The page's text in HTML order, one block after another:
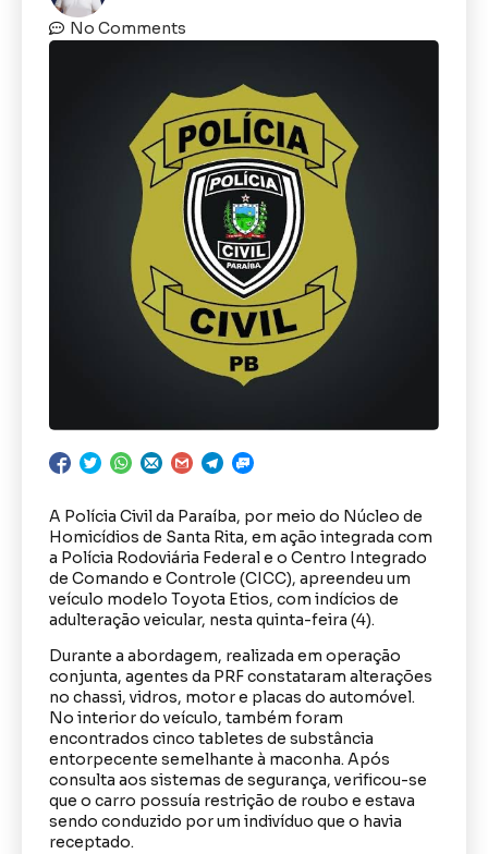
No Comments
A Polícia Civil da Paraíba, por meio do Núcleo de
Homicídios de Santa Rita, em ação integrada com
a Polícia Rodoviária Federal e o Centro Integrado
de Comando e Controle (CICC), apreendeu um
veículo modelo Toyota Etios, com indícios de
adulteração veicular, nesta quinta-feira (4).
Durante a abordagem, realizada em operação
conjunta, agentes da PRF constataram alterações
no chassi, vidros, motor e placas do automóvel.
No interior do veículo, também foram
encontrados cinco tabletes de substância
entorpecente semelhante à maconha. Após
consulta aos sistemas de segurança, verificou-se
que o carro possuía restrição de roubo e estava
sendo conduzido por um indivíduo que o havia
receptado.